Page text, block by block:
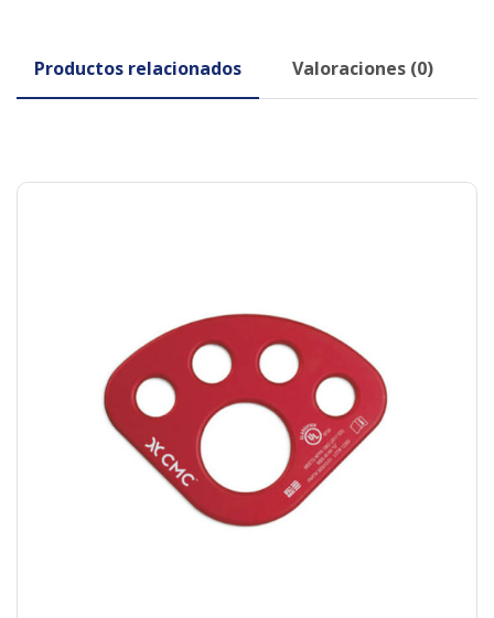
Productos relacionados Valoraciones (0)